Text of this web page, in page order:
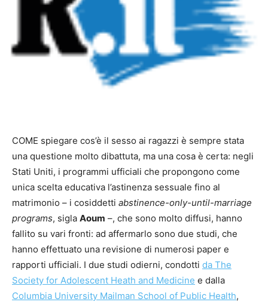
COME spiegare cos’è il sesso ai ragazzi è sempre stata
una questione molto dibattuta, ma una cosa è certa: negli
Stati Uniti, i programmi ufficiali che propongono come
unica scelta educativa l’astinenza sessuale fino al
matrimonio – i cosiddetti abstinence-only-until-marriage
programs, sigla Aoum –, che sono molto diffusi, hanno
fallito su vari fronti: ad affermarlo sono due studi, che
hanno effettuato una revisione di numerosi paper e
rapporti ufficiali. I due studi odierni, condotti da The
Society for Adolescent Heath and Medicine e dalla
Columbia University Mailman School of Public Health,